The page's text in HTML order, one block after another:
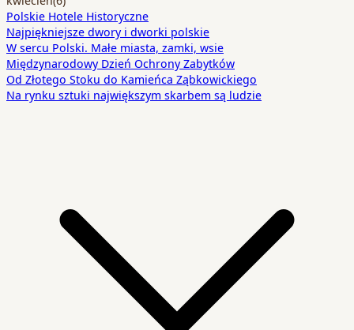
Polskie Hotele Historyczne
Najpiękniejsze dwory i dworki polskie
W sercu Polski. Małe miasta, zamki, wsie
Międzynarodowy Dzień Ochrony Zabytków
Od Złotego Stoku do Kamieńca Ząbkowickiego
Na rynku sztuki największym skarbem są ludzie